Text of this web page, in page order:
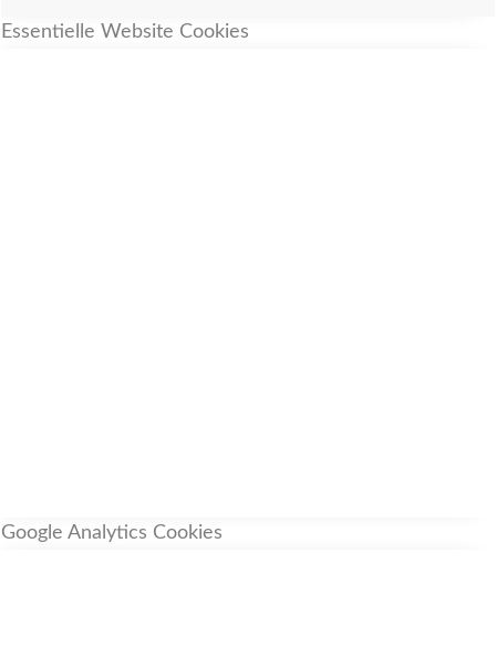
Essentielle Website Cookies
Google Analytics Cookies